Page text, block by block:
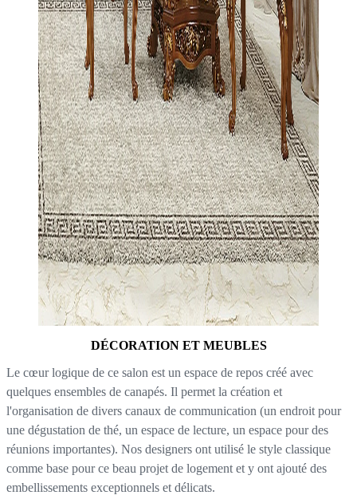
DÉCORATION ET MEUBLES
Le cœur logique de ce salon est un espace de repos créé avec
quelques ensembles de canapés. Il permet la création et
l'organisation de divers canaux de communication (un endroit pour
une dégustation de thé, un espace de lecture, un espace pour des
réunions importantes). Nos designers ont utilisé le style classique
comme base pour ce beau projet de logement et y ont ajouté des
embellissements exceptionnels et délicats.